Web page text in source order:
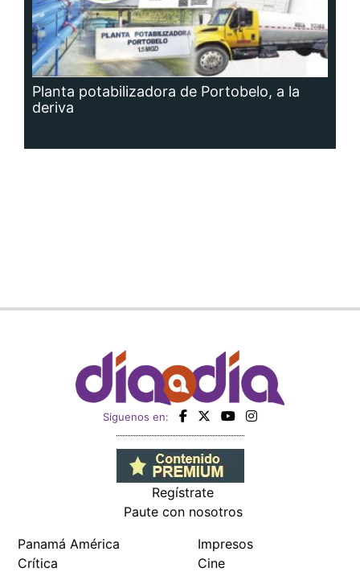
Planta potabilizadora de Portobelo, a la
deriva
Siguenos en:
Regístrate
Paute con nosotros
Panamá América
Crítica
Impresos
Cine